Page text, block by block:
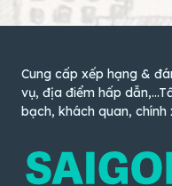
Cung cấp xếp hạng &
vụ, địa điểm hấp
bạch, khách quan, chính